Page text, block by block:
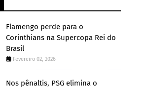
Flamengo perde para o
Corinthians na Supercopa Rei do
Brasil
Fevereiro 02, 2026
Nos pênaltis, PSG elimina o